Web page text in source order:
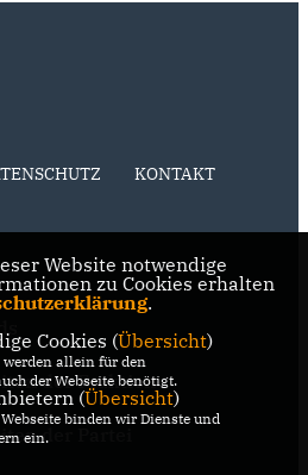
KONTAKT
der Fraktion
der Partei
Website notwendige
zu Cookies erhalten
.
Cookies (Übersicht)
allein für den
der Webseite benötigt.
(Übersicht)
binden wir Dienste und
ein.